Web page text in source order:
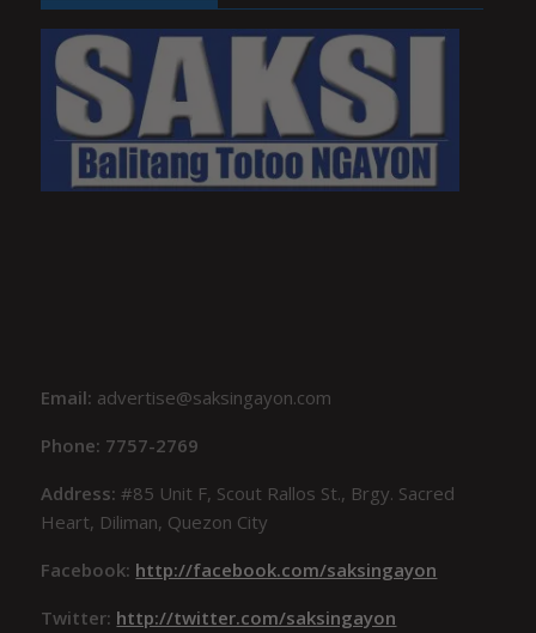
Email: advertise@saksingayon.com
Phone: 7757-2769
Address:#85 Unit F, Scout Rallos St., Brgy. Sacred
Heart, Diliman, Quezon City
Facebook: http://facebook.com/saksingayon
Twitter: http://twitter.com/saksingayon